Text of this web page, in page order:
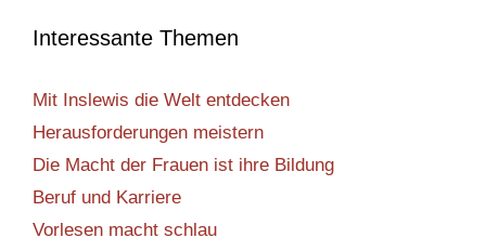
Interessante Themen
Mit Inslewis die Welt entdecken
Herausforderungen meistern
Die Macht der Frauen ist ihre Bildung
Beruf und Karriere
Vorlesen macht schlau